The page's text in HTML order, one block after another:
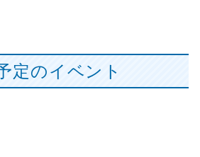
定のイベント